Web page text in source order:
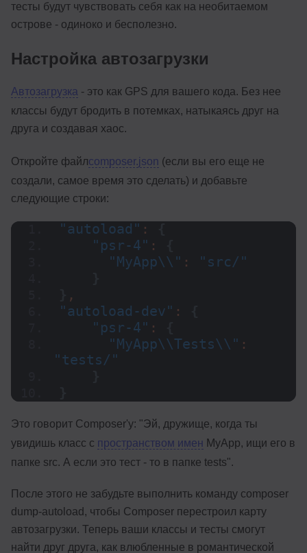
тесты будут чувствовать себя как на необитаемом
острове - одиноко и бесполезно.
Настройка автозагрузки
Автозагрузка - это как GPS для вашего кода. Без нее
классы будут бродить в потемках, натыкаясь друг на
друга и создавая хаос.
Откройте файлcomposer.json (если вы его еще не
создали, самое время это сделать) и добавьте
следующие строки:
"autoload" :
"psr-4" :
"MyApp\\" :
"src/"
,
"autoload-dev" :
"psr-4" :
"MyApp\\Tests\\"
"tests/"
Это говорит Composer'у: "Эй, дружище, когда ты
увидишь класс с пространством имен MyApp, ищи его в
папке src. А если это тест - то в папке tests".
После этого не забудьте выполнить команду composer
dump-autoload, чтобы Composer перестроил карту
автозагрузки. Теперь ваши классы и тесты смогут
найти друг друга, как влюбленные в романтической